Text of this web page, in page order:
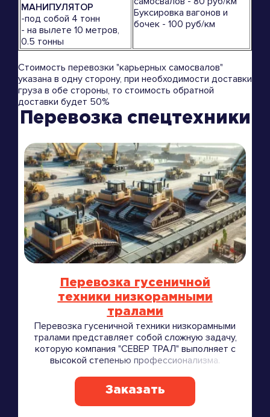
МАНИПУЛЯТОР
-под собой 4 тонн
- на вылете 10 метров,
0.5 тонны
Буксировка вагонов и
бочек - 100 руб/км
Стоимость перевозки "карьерных самосвалов"
указана в одну сторону, при необходимости доставки
груза в обе стороны, то стоимость обратной
доставки будет 50%
Перевозка спецтехники
Перевозка гусеничной
техники низкорамными
тралами
Перевозка гусеничной техники низкорамными
тралами представляет собой сложную задачу,
которую компания "СЕВЕР ТРАЛ" выполняет с
высокой степенью профессионализма.
Заказать